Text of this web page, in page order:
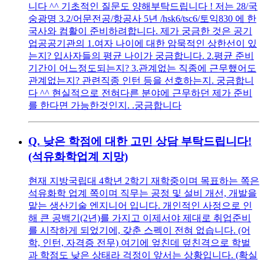
니다 ^^ 기초적인 질문도 양해부탁드립니다 ! 저는 28/국
숭광명 3.2/어문전공/항공사 5년 /hsk6/tsc6/토익830 에 한
국사와 컴활이 준비하려합니다. 제가 궁금한 것은 공기
업공공기관의 1.여자 나이에 대한 암묵적인 상한선이 있
는지? 입사자들의 평균 나이가 궁금합니다. 2.평균 준비
기간이 어느정도되는지? 3.관계없는 직종에 근무했어도
관계없는지? 관련직종 인턴 등을 선호하는지. 궁금합니
다 ^^ 현실적으로 전혀다른 분야에 근무하던 제가 준비
를 한다면 가능한것인지. .궁금합니다
Q. 낮은 학점에 대한 고민 상담 부탁드립니다!
(석유화학업계 지망)
현재 지방국립대 4학년 2학기 재학중이며 목표하는 쪽은
석유화학 업계 쪽이며 직무는 공정 및 설비 개선, 개발을
맡는 생산기술 엔지니어 입니다. 개인적인 사정으로 인
해 큰 공백기(2년)를 가지고 이제서야 제대로 취업준비
를 시작하게 되었기에, 갖춘 스펙이 전혀 없습니다. (어
학, 인턴, 자격증 전무) 여기에 엎친데 덮친격으로 학벌
과 학점도 낮은 상태라 걱정이 앞서는 상황입니다. (확실